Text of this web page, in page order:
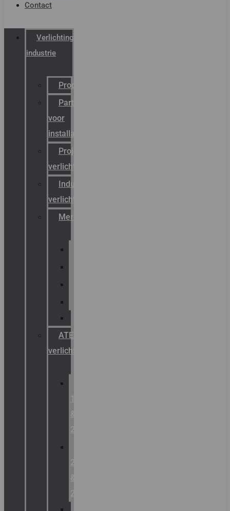
Contact
Verlichting
industrie
Productcatalogus
Partner
voor
installateurs
Projectreferenties
verlichting
Industriële
verlichting
Merken
ATEX
verlichting
1
&
2
21
&
22